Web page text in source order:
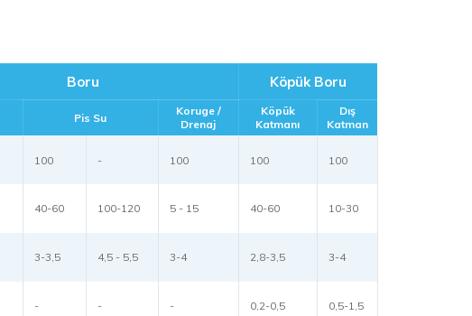
Boru Köpük Boru
Pis Su
Koruge /
Drenaj
Köpük
Katmanı
Dış
Katman
100 - 100 100 100
40-60 100-120 5 - 15 40-60 10-30
3-3,5 4,5 - 5,5 3-4 2,8-3,5 3-4
- - - 0,2-0,5 0,5-1,5